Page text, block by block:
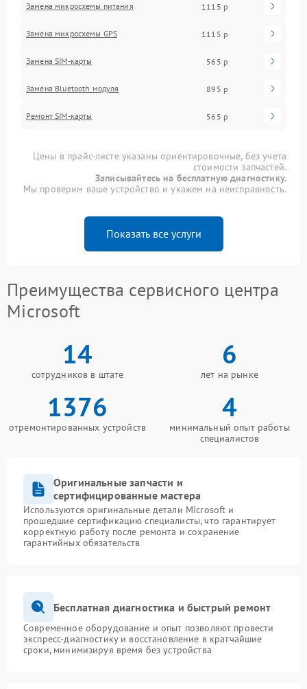
Замена микросхемы питания 1115 р
Замена микросхемы GPS 1115 р
Замена SIM-карты 565 р
Замена Bluetooth модуля 895 р
Ремонт SIM-карты 565 р
Цены в прайс-листе указаны ориентировочные, без учета
стоимости запчастей.
Записывайтесь на бесплатную диагностику.
Мы проверим ваше устройство и укажем на неисправность.
Показать все услуги
Преимущества сервисного центра
Microsoft
14
сотрудников в штате
6
лет на рынке
1376
отремонтированных устройств
4
минимальный опыт работы
специалистов
Оригинальные запчасти и
сертифицированные мастера
Используются оригинальные детали Microsoft и
прошедшие сертификацию специалисты, что гарантирует
корректную работу после ремонта и сохранение
гарантийных обязательств
Бесплатная диагностика и быстрый ремонт
Современное оборудование и опыт позволяют провести
экспресс-диагностику и восстановление в кратчайшие
сроки, минимизируя время без устройства